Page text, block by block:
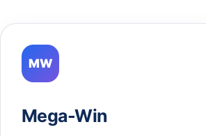
MW
Mega-Win